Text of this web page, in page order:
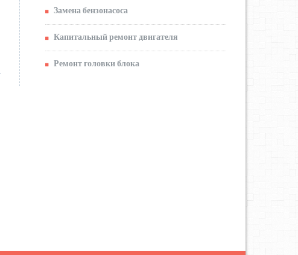
Замена бензонасоса
Капитальный ремонт двигателя
Ремонт головки блока